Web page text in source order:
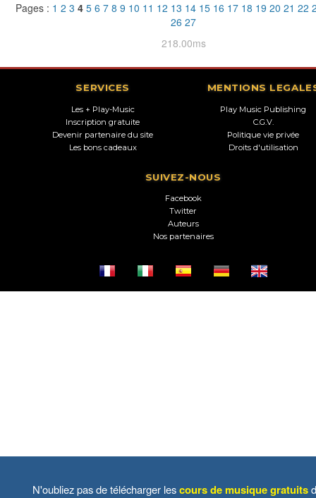
Pages : 1 2 3 4 5 6 7 8 9 10 11 12 13 14 15 16 17 18 19 20 21 22
26 27
218.00ms
SERVICES
Les + Play-Music
Inscription gratuite
Devenir partenaire du site
Les bons cadeaux
MENTIONS
Play Music Publishing
C.G.V.
Politique vie privée
Droits d'utilisation
SUIVEZ-NOUS
Facebook
Twitter
Auteurs
Nos partenaires
N'oubliez pas de télécharger lescours de musique gratuits